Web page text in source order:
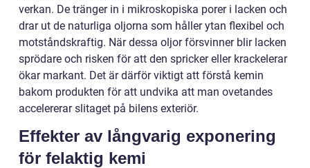
verkan. De tränger in i mikroskopiska porer i lacken och
drar ut de naturliga oljorna som håller ytan flexibel och
motståndskraftig. När dessa oljor försvinner blir lacken
sprödare och risken för att den spricker eller krackelerar
ökar markant. Det är därför viktigt att förstå kemin
bakom produkten för att undvika att man ovetandes
accelererar slitaget på bilens exteriör.
Effekter av långvarig exponering
för felaktig kemi